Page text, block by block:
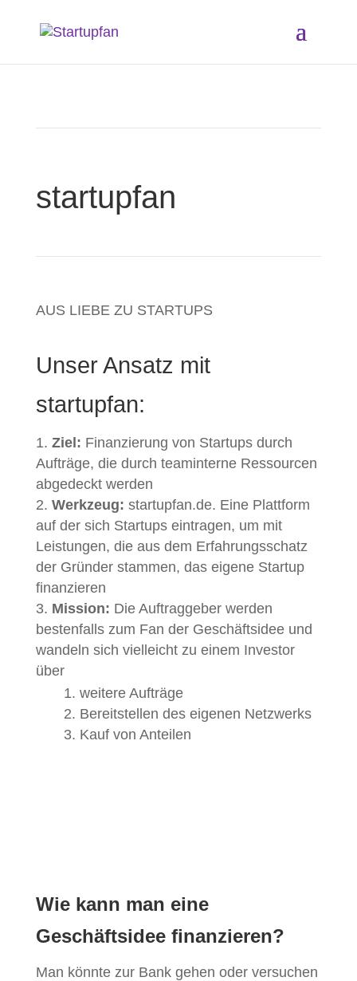
startup­fan
AUS LIEBE ZU STARTUPS
Unser Ansatz mit
startupfan:
Ziel: Finanzierung von Startups durch
Aufträge, die durch teaminterne Ressourcen
abgedeckt werden
Werkzeug: startupfan.de. Eine Plattform
auf der sich Startups eintragen, um mit
Leistungen, die aus dem Erfahrungsschatz
der Gründer stammen, das eigene Startup
finanzieren
Mission: Die Auftraggeber werden
bestenfalls zum Fan der Geschäftsidee und
wandeln sich vielleicht zu einem Investor
über
weitere Aufträge
Bereitstellen des eigenen Netzwerks
Kauf von Anteilen
Wie kann man eine
Geschäftsidee finanzieren?
Man könnte zur Bank gehen oder versuchen